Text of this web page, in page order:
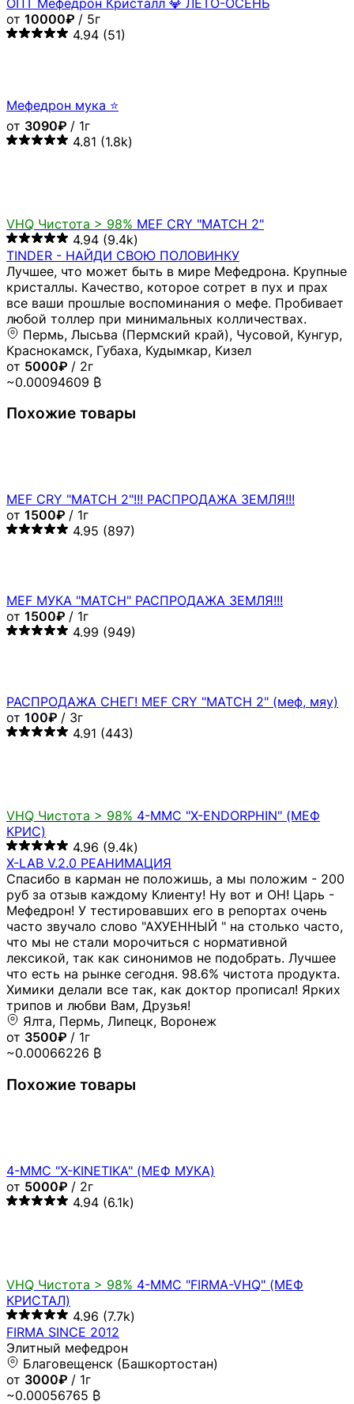
от 10000₽ / 5г
4.94 (51)
Мефедрон мука ⭐
от 3090₽ / 1г
4.81 (1.8k)
VHQ Чистота > 98% MEF CRY "MATCH 2"
4.94 (9.4k)
TINDER - НАЙДИ СВОЮ ПОЛОВИНКУ
Лучшее, что может быть в мире Мефедрона. Крупные
кристаллы. Качество, которое сотрет в пух и прах
все ваши прошлые воспоминания о мефе. Пробивает
любой толлер при минимальных колличествах.
Пермь, Лысьва (Пермский край), Чусовой, Кунгур,
Краснокамск, Губаха, Кудымкар, Кизел
от 5000₽ / 2г
~0.00094609 ₿
Похожие товары
MEF CRY "MATCH 2"!!! РАСПРОДАЖА ЗЕМЛЯ!!!
от 1500₽ / 1г
4.95 (897)
MEF МУКА "MATCH" РАСПРОДАЖА ЗЕМЛЯ!!!
от 1500₽ / 1г
4.99 (949)
РАСПРОДАЖА СНЕГ! MEF CRY "MATCH 2" (меф, мяу)
от 100₽ / 3г
4.91 (443)
VHQ Чистота > 98% 4-MMC "X-ENDORPHIN" (МЕФ
КРИС)
4.96 (9.4k)
X-LAB V.2.0 РЕАНИМАЦИЯ
Спасибо в карман не положишь, а мы положим - 200
руб за отзыв каждому Клиенту! Ну вот и ОН! Царь -
Мефедрон! У тестировавших его в репортах очень
часто звучало слово "АХУЕННЫЙ " на столько часто,
что мы не стали морочиться с нормативной
лексикой, так как синонимов не подобрать. Лучшее
что есть на рынке сегодня. 98.6% чистота продукта.
Химики делали все так, как доктор прописал! Ярких
трипов и любви Вам, Друзья!
Ялта, Пермь, Липецк, Воронеж
от 3500₽ / 1г
~0.00066226 ₿
Похожие товары
4-MMC "X-KINETIKA" (МЕФ МУКА)
от 5000₽ / 2г
4.94 (6.1k)
VHQ Чистота > 98% 4-MMC "FIRMA-VHQ" (МЕФ
КРИСТАЛ)
4.96 (7.7k)
FIRMA SINCE 2012
Элитный мефедрон
Благовещенск (Башкортостан)
от 3000₽ / 1г
~0.00056765 ₿